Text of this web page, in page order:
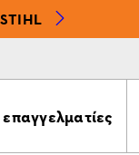
επαγγελματίες